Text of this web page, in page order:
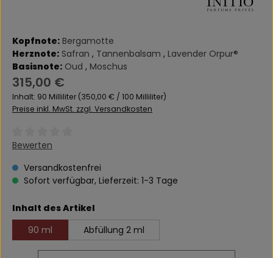
Kopfnote: Bergamotte
Herznote: Safran , Tannenbalsam , Lavender Orpur®
Basisnote: Oud , Moschus
Regulärer Preis:
315,00 €
Inhalt: 90 Milliliter (350,00 € / 100 Milliliter)
Preise inkl. MwSt. zzgl. Versandkosten
Durchschnittliche Bewertung von 0 von 5 Sternen
Bewerten
Versandkostenfrei
Sofort verfügbar, Lieferzeit: 1-3 Tage
Inhalt des Artikel
90 ml
Abfüllung 2 ml